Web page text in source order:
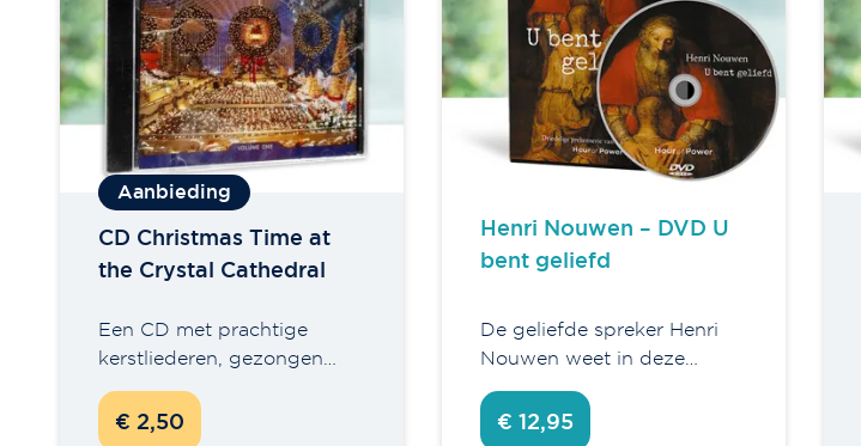
CD Christmas Time at
the Crystal Cathedral
Een CD met prachtige
kerstliederen, gezongen…
€ 2,50
Henri Nouwen – DVD U
bent geliefd
De geliefde spreker Henri
Nouwen weet in deze…
€ 12,95